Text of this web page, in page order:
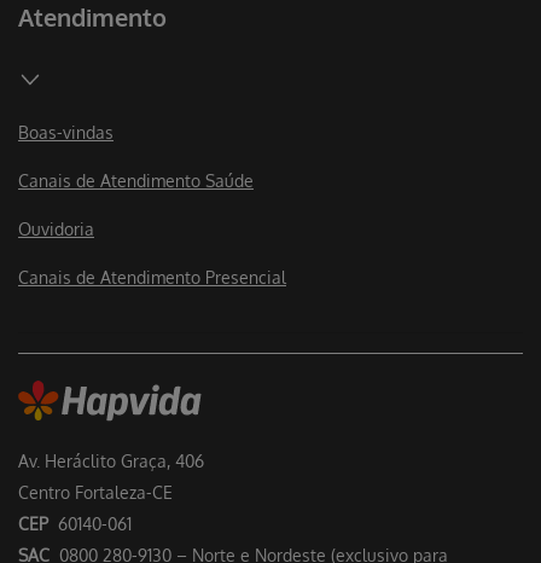
Av. Heráclito Graça, 406
Centro Fortaleza-CE
CEP 60140-061
SAC 0800 280-9130 – Norte e Nordeste (exclusivo para
Atendimento
Boas-vindas
Canais de Atendimento Saúde
Ouvidoria
Canais de Atendimento Presencial